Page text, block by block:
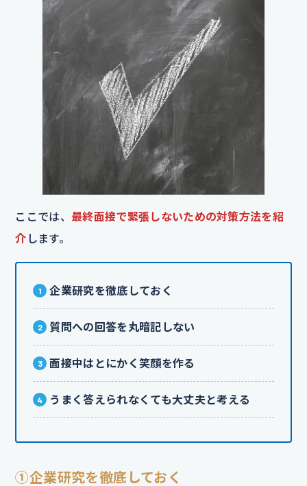
ここでは、 最終面接で緊張しないための対策方法を紹
介 します。
企業研究を徹底しておく
質問への回答を丸暗記しない
面接中はとにかく笑顔を作る
うまく答えられなくても大丈夫と考える
①企業研究を徹底しておく